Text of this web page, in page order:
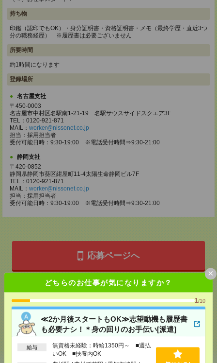
どちらのお仕事が気になりますか？
1/10
≪2か月後スタートもOK≫志望動機も履歴書
も必要ナシ！＊身の回りのお手伝い[派遣]
給与
無資格未経験：時給1350円～ ■週払
いOK ■扶養内OK
×
持ち物
印鑑（認印でもOK）・身分証明書・資格証明書・メモ（最終学歴・直近3つ
分の職務経歴） ※履歴書は必要ございません
所要時間
約1時間になります
登録場所
名古屋支社
〒450-0003
名古屋市中村区名駅南1-21-19 名駅サウスサイドスクエア3F
TEL：0120-921-871
MAIL： worker@nissonet.co.jp
担当：採用担当者
受付可能日時：9:30-19:00 ※電話受付時間⇒9:30-21:00
静岡支社
〒420-0852
静岡県静岡市葵区紺屋町11-4太陽生命静岡ビル7F
TEL：0120-921-871
MAIL： worker@nissonet.co.jp
担当：採用担当者
受付可能日時：9:30-19:00 ※電話受付時間⇒9:30-21:00
応募ページへ
気になる！
メールで送る LINEで送る
ツイート ブックマーク